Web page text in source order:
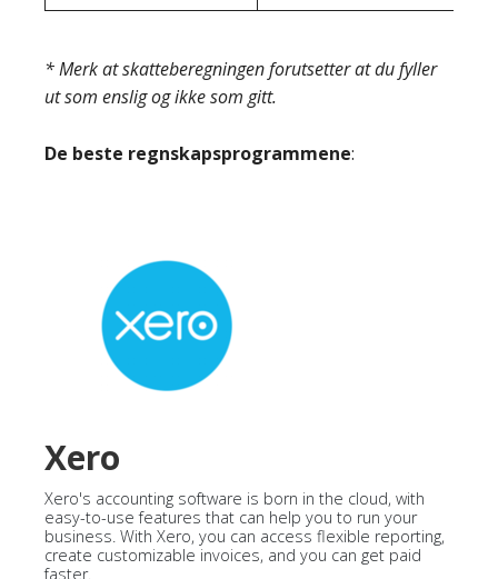
* Merk at skatteberegningen forutsetter at du fyller
ut som enslig og ikke som gitt.
De beste regnskapsprogrammene:
Xero
Xero's accounting software is born in the cloud, with
easy-to-use features that can help you to run your
business. With Xero, you can access flexible reporting,
create customizable invoices, and you can get paid
faster.